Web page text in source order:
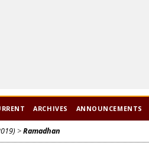
ARCHIVES ANNOUNCEMENTS
>Ramadhan